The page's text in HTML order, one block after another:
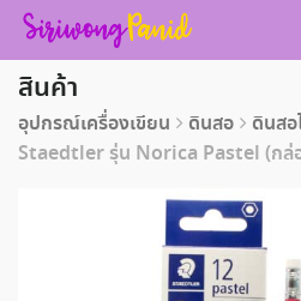
Skip
content
สินค้า
อุปกรณ์เครื่องเขียน ดินสอ ดินสอ
Staedtler รุ่น Norica Pastel (กล่